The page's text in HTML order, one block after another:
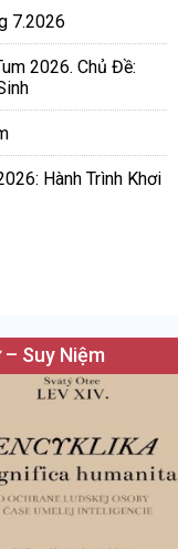
7.2026
2026. Chủ Đề:
Hành Trình Khơi
Suy Niệm